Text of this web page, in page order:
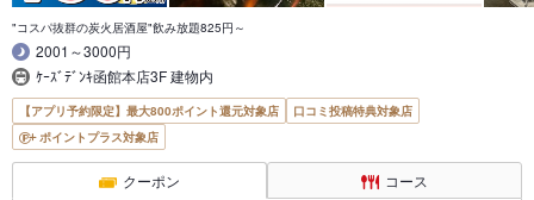
"コスパ抜群の炭火居酒屋"飲み放題825円～
2001～3000円
ｹｰｽﾞﾃﾞﾝｷ函館本店3F 建物内
【アプリ予約限定】最大800ポイント還元対象店
口コミ投稿特典対象店
ポイントプラス対象店
クーポン コース